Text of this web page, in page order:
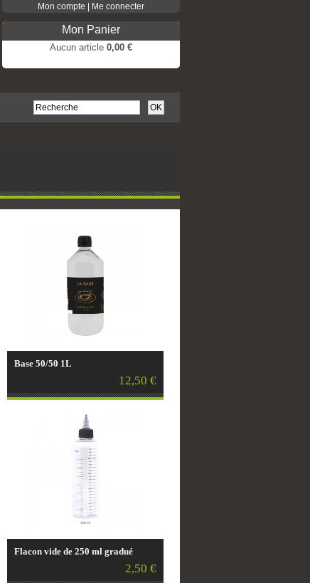
Mon compte | Me connecter
Mon Panier
Aucun article 0,00 €
0,00 €
Base 50/50 1L
12,50 €
Flacon vide de 250 ml gradué
2,50 €